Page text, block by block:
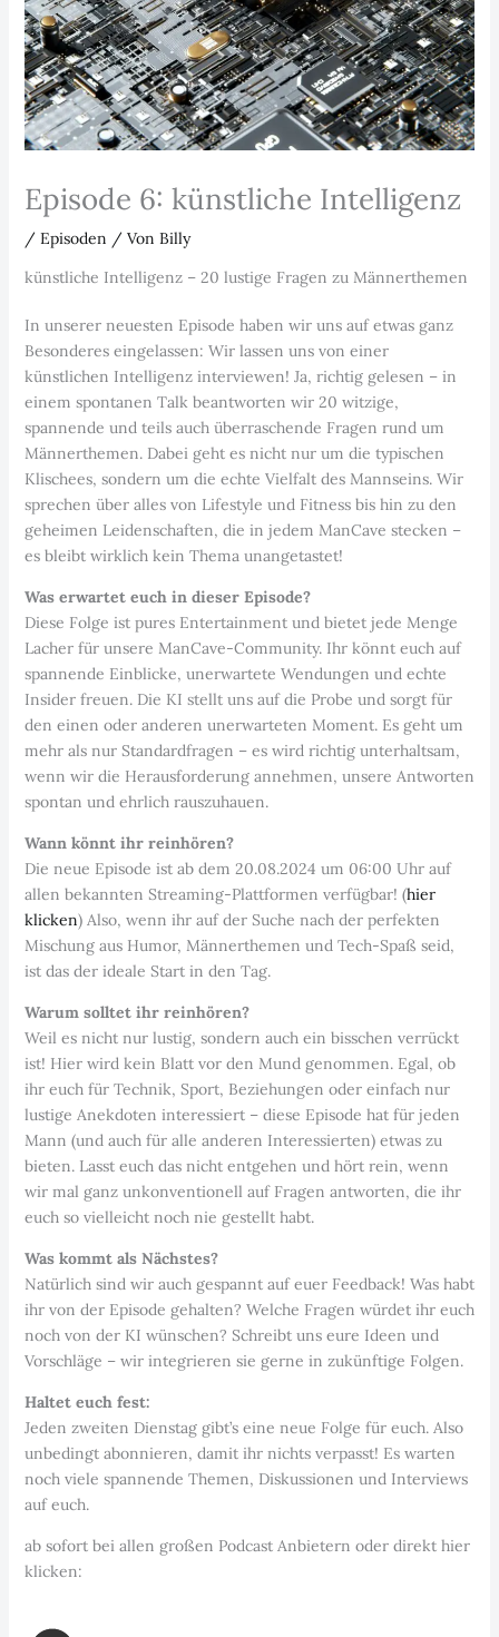
Episode 6: künstliche Intelligenz
/ Episoden / Von Billy
künstliche Intelligenz – 20 lustige Fragen zu Männerthemen
In unserer neuesten Episode haben wir uns auf etwas ganz
Besonderes eingelassen: Wir lassen uns von einer
künstlichen Intelligenz interviewen! Ja, richtig gelesen – in
einem spontanen Talk beantworten wir 20 witzige,
spannende und teils auch überraschende Fragen rund um
Männerthemen. Dabei geht es nicht nur um die typischen
Klischees, sondern um die echte Vielfalt des Mannseins. Wir
sprechen über alles von Lifestyle und Fitness bis hin zu den
geheimen Leidenschaften, die in jedem ManCave stecken –
es bleibt wirklich kein Thema unangetastet!
Was erwartet euch in dieser Episode?
Diese Folge ist pures Entertainment und bietet jede Menge
Lacher für unsere ManCave-Community. Ihr könnt euch auf
spannende Einblicke, unerwartete Wendungen und echte
Insider freuen. Die KI stellt uns auf die Probe und sorgt für
den einen oder anderen unerwarteten Moment. Es geht um
mehr als nur Standardfragen – es wird richtig unterhaltsam,
wenn wir die Herausforderung annehmen, unsere Antworten
spontan und ehrlich rauszuhauen.
Wann könnt ihr reinhören?
Die neue Episode ist ab dem 20.08.2024 um 06:00 Uhr auf
allen bekannten Streaming-Plattformen verfügbar! (hier
klicken) Also, wenn ihr auf der Suche nach der perfekten
Mischung aus Humor, Männerthemen und Tech-Spaß seid,
ist das der ideale Start in den Tag.
Warum solltet ihr reinhören?
Weil es nicht nur lustig, sondern auch ein bisschen verrückt
ist! Hier wird kein Blatt vor den Mund genommen. Egal, ob
ihr euch für Technik, Sport, Beziehungen oder einfach nur
lustige Anekdoten interessiert – diese Episode hat für jeden
Mann (und auch für alle anderen Interessierten) etwas zu
bieten. Lasst euch das nicht entgehen und hört rein, wenn
wir mal ganz unkonventionell auf Fragen antworten, die ihr
euch so vielleicht noch nie gestellt habt.
Was kommt als Nächstes?
Natürlich sind wir auch gespannt auf euer Feedback! Was habt
ihr von der Episode gehalten? Welche Fragen würdet ihr euch
noch von der KI wünschen? Schreibt uns eure Ideen und
Vorschläge – wir integrieren sie gerne in zukünftige Folgen.
Haltet euch fest:
Jeden zweiten Dienstag gibt’s eine neue Folge für euch. Also
unbedingt abonnieren, damit ihr nichts verpasst! Es warten
noch viele spannende Themen, Diskussionen und Interviews
auf euch.
ab sofort bei allen großen Podcast Anbietern oder direkt hier
klicken: